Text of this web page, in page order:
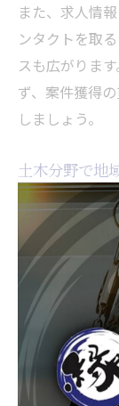
また、求人情
ンタクトを取
スも広がりま
ず、案件獲得
しましょう。
土木分野で地
諸塚村で選ば
課題に対応で
的には、急傾
の円滑なコミ
安全管理や環
要素も重要な
選ばれる業者
工実績、地元